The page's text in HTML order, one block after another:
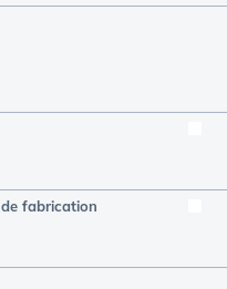
fabrication